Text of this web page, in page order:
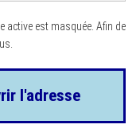
active est masquée. Afin de
l'adresse